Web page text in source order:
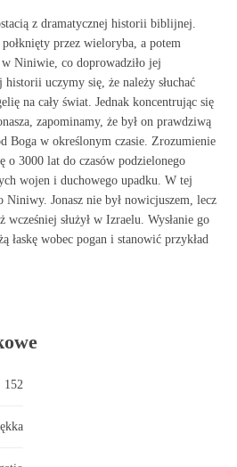
z dramatycznej historii biblijnej.
połknięty przez wieloryba, a potem
w Niniwie, co doprowadziło jej
uczymy się, że należy słuchać
na cały świat. Jednak koncentrując się
zapominamy, że był on prawdziwą
Boga w określonym czasie. Zrozumienie
o 3000 lat do czasów podzielonego
wojen i duchowego upadku. W tej
Niniwy. Jonasz nie był nowicjuszem, lecz
służył w Izraelu. Wysłanie go
łaskę wobec pogan i stanowić przykład
152